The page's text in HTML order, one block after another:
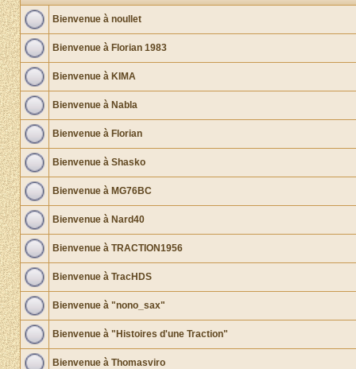
Bienvenue à noullet
Bienvenue à Florian 1983
Bienvenue à KIMA
Bienvenue à Nabla
Bienvenue à Florian
Bienvenue à Shasko
Bienvenue à MG76BC
Bienvenue à Nard40
Bienvenue à TRACTION1956
Bienvenue à TracHDS
Bienvenue à "nono_sax"
Bienvenue à "Histoires d'une Traction"
Bienvenue à Thomasviro